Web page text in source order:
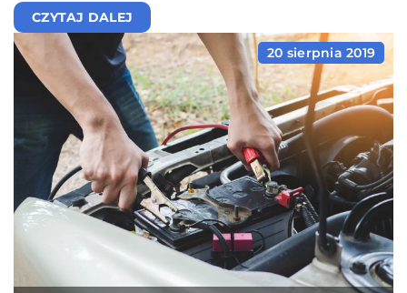
CZYTAJ DALEJ
20 sierpnia 2019